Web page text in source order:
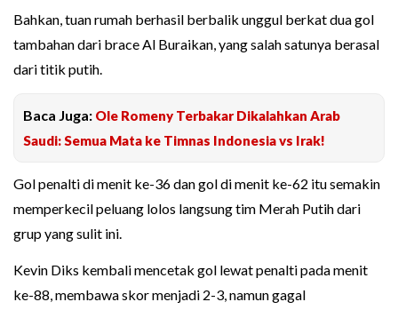
Bahkan, tuan rumah berhasil berbalik unggul berkat dua gol
tambahan dari brace Al Buraikan, yang salah satunya berasal
dari titik putih.
Baca Juga: Ole Romeny Terbakar Dikalahkan Arab
Saudi: Semua Mata ke Timnas Indonesia vs Irak!
Gol penalti di menit ke-36 dan gol di menit ke-62 itu semakin
memperkecil peluang lolos langsung tim Merah Putih dari
grup yang sulit ini.
Kevin Diks kembali mencetak gol lewat penalti pada menit
ke-88, membawa skor menjadi 2-3, namun gagal